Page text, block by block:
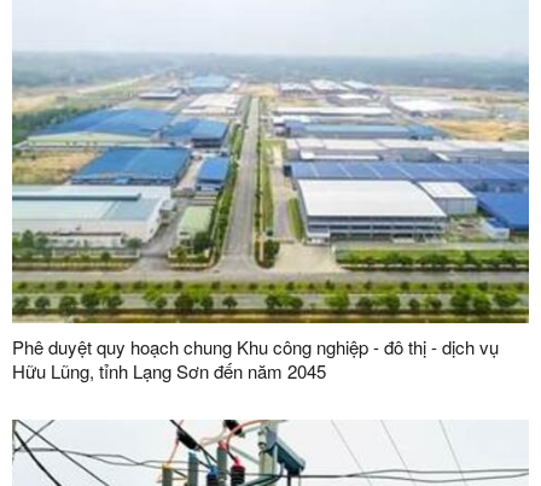
Phê duyệt quy hoạch chung Khu công nghiệp - đô thị - dịch vụ
Hữu Lũng, tỉnh Lạng Sơn đến năm 2045